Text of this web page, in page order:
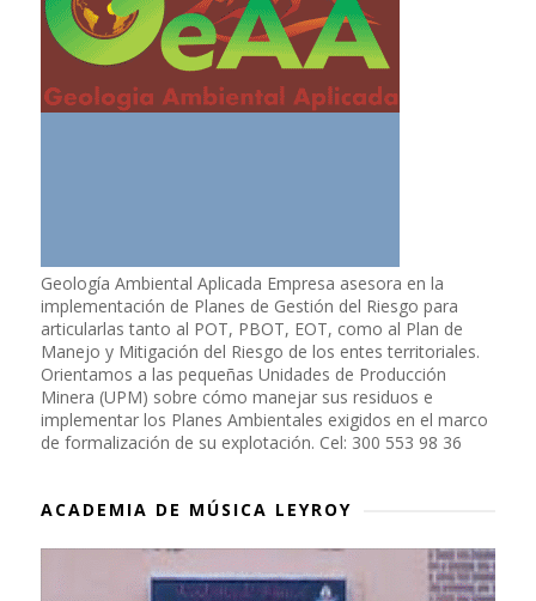
Geología Ambiental Aplicada Empresa asesora en la
implementación de Planes de Gestión del Riesgo para
articularlas tanto al POT, PBOT, EOT, como al Plan de
Manejo y Mitigación del Riesgo de los entes territoriales.
Orientamos a las pequeñas Unidades de Producción
Minera (UPM) sobre cómo manejar sus residuos e
implementar los Planes Ambientales exigidos en el marco
de formalización de su explotación. Cel: 300 553 98 36
ACADEMIA DE MÚSICA LEYROY